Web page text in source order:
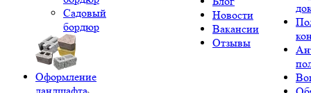
Садовый
бордюр
Оформление
Новости
Вакансии
Отзывы